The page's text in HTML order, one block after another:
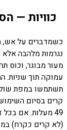
כוויות —
כשמדברים על אש,
נגרמות מלהבה
עמוקה תוך שניות.
תשתמשו במפת
קרים בסיום
49 מעלות. אם